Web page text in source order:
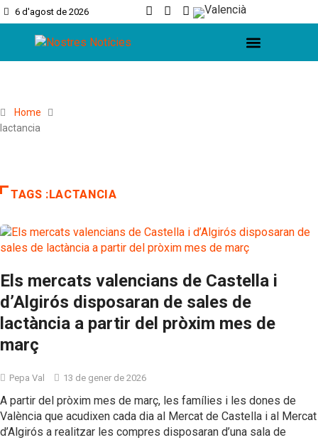
6 d'agost de 2026
Home
lactancia
TAGS :LACTANCIA
Els mercats valencians de Castella i
d’Algirós disposaran de sales de
lactància a partir del pròxim mes de
març
Pepa Val 13 de gener de 2026
A partir del pròxim mes de març, les famílies i les dones de
València que acudixen cada dia al Mercat de Castella i al Mercat
d’Algirós a realitzar les compres disposaran d’una sala de